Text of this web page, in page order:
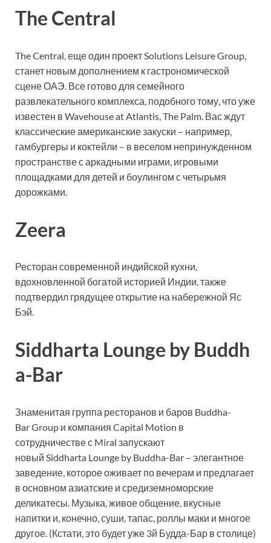
The Central
The Central, еще один проект Solutions Leisure Group,
станет новым дополнением к гастрономической
сцене ОАЭ. Все готово для семейного
развлекательного комплекса, подобного тому, что уже
известен в Wavehouse at Atlantis, The Palm. Вас ждут
классические американские закуски – например,
гамбургеры и коктейли – в веселом непринужденном
пространстве с аркадными играми, игровыми
площадками для детей и боулингом с четырьмя
дорожками.
Zeera
Ресторан современной индийской кухни,
вдохновленной богатой историей Индии, также
подтвердил грядущее открытие на набережной Яс
Бэй.
Siddharta Lounge by Buddh
a-Bar
Знаменитая группа ресторанов и баров Buddha-
Bar Group и компания Capital Motion в
сотрудничестве с Miral запускают
новый Siddharta Lounge by Buddha-Bar – элегантное
заведение, которое оживает по вечерам и предлагает
в основном азиатские и средиземноморские
деликатесы. Музыка, живое общение, вкусные
напитки и, конечно, суши, тапас, роллы маки и многое
другое. (Кстати, это будет уже 3й Будда-Бар в столице)